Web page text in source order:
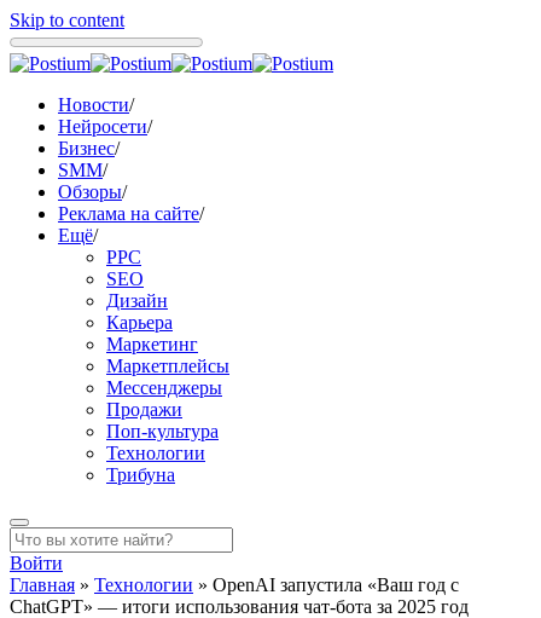
Skip to content
Новости/
Нейросети/
Бизнес/
SMM/
Обзоры/
Реклама на сайте/
Ещё/
PPC
SEO
Дизайн
Карьера
Маркетинг
Маркетплейсы
Мессенджеры
Продажи
Поп-культура
Технологии
Трибуна
Войти
Главная » Технологии » OpenAI запустила «Ваш год с
ChatGPT» — итоги использования чат-бота за 2025 год